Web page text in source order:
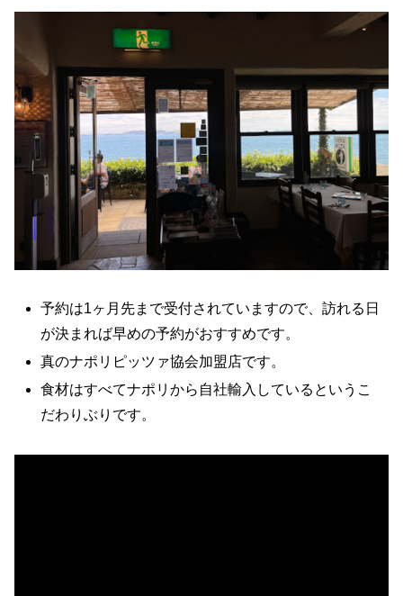
予約は1ヶ月先まで受付されていますので、訪れる日
が決まれば早めの予約がおすすめです。
真のナポリピッツァ協会加盟店です。
食材はすべてナポリから自社輸入しているというこ
だわりぶりです。